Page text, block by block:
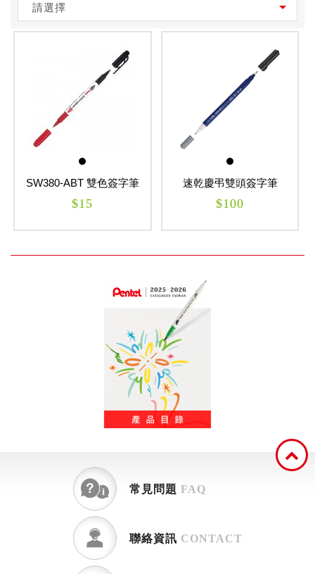
請選擇
SW380-ABT 雙色簽字筆
(黑+紅)
$15
速乾慶弔雙頭簽字筆
$100
常見問題 FAQ
聯絡資訊 CONTACT